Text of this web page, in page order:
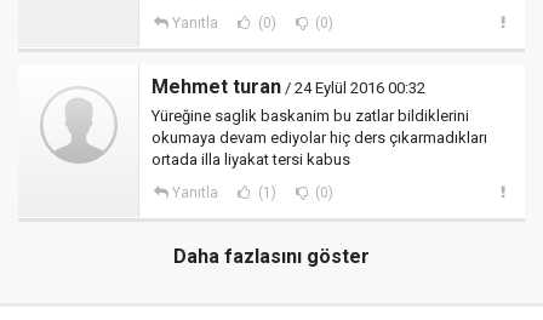
Yanıtla (0) (0)
Mehmet turan / 24 Eylül 2016 00:32
Yüreğine saglik baskanim bu zatlar bildiklerini
okumaya devam ediyolar hiç ders çıkarmadıkları
ortada illa liyakat tersi kabus
Yanıtla (1) (0)
Daha fazlasını göster